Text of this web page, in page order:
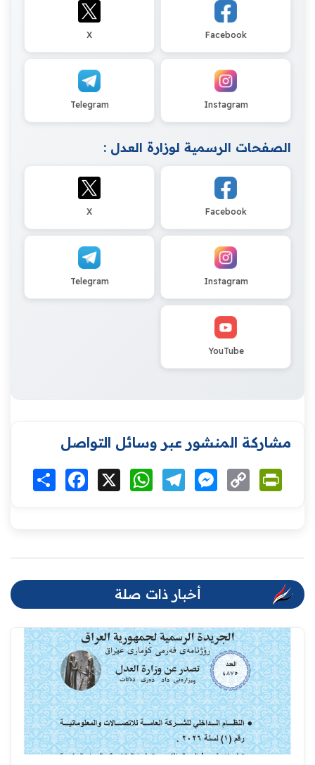
Facebook
X
Instagram
Telegram
الصفحات الرسمية لوزارة العدل :
Facebook
X
Instagram
Telegram
YouTube
مشاركة المنشور عبر وسائل التواصل
انشر Facebook WhatsAppTelegramMessenger
Copy
Link
أخبار ذات صلة